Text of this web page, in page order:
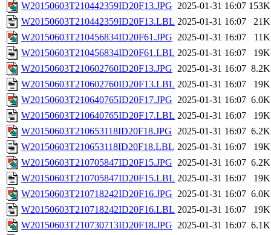
W20150603T210442359ID20F13.JPG 2025-01-31 16:07 153K
W20150603T210442359ID20F13.LBL 2025-01-31 16:07
21K
W20150603T210456834ID20F61.JPG 2025-01-31 16:07
11K
W20150603T210456834ID20F61.LBL 2025-01-31 16:07
19K
W20150603T210602760ID20F13.JPG 2025-01-31 16:07 8.2K
W20150603T210602760ID20F13.LBL 2025-01-31 16:07
19K
W20150603T210640765ID20F17.JPG 2025-01-31 16:07 6.0K
W20150603T210640765ID20F17.LBL 2025-01-31 16:07
19K
W20150603T210653118ID20F18.JPG 2025-01-31 16:07 6.2K
W20150603T210653118ID20F18.LBL 2025-01-31 16:07
19K
W20150603T210705847ID20F15.JPG 2025-01-31 16:07 6.2K
W20150603T210705847ID20F15.LBL 2025-01-31 16:07
19K
W20150603T210718242ID20F16.JPG 2025-01-31 16:07 6.0K
W20150603T210718242ID20F16.LBL 2025-01-31 16:07
19K
W20150603T210730713ID20F18.JPG 2025-01-31 16:07 6.1K